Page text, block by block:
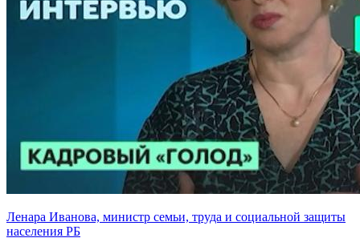
Ленара Иванова, министр семьи, труда и социальной защиты
населения РБ